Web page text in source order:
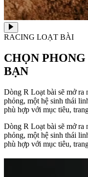
RACING LOẠT BÀI
CHỌN
BẠN
Dòng R Loạt bài sẽ mở ra
phỏng, một hệ sinh thái
phù hợp với mục tiêu,
Dòng R Loạt bài sẽ mở ra
phỏng, một hệ sinh thái
phù hợp với mục tiêu,